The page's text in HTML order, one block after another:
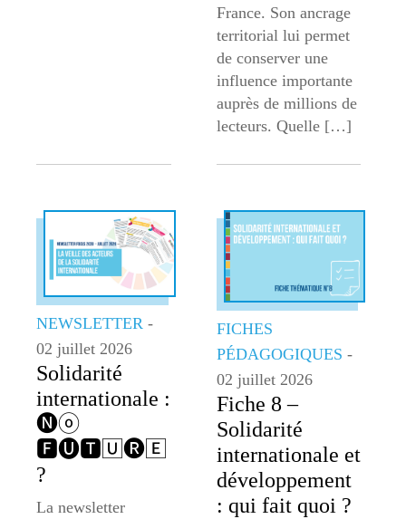
France. Son ancrage
territorial lui permet
de conserver une
influence importante
auprès de millions de
lecteurs. Quelle […]
NEWSLETTER -
02 juillet 2026
Solidarité
internationale :
🅝ⓞ
🅵🅤🆃🅄🅡🄴
?
La newsletter
FICHES
PÉDAGOGIQUES -
02 juillet 2026
Fiche 8 –
Solidarité
internationale et
développement
: qui fait quoi ?